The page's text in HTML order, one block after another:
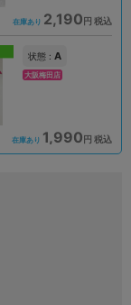
在庫あり 2,190円 税込
状態 : A
大阪梅田店
在庫あり 1,990円 税込